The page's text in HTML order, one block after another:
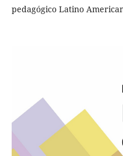
pedagógico Latino